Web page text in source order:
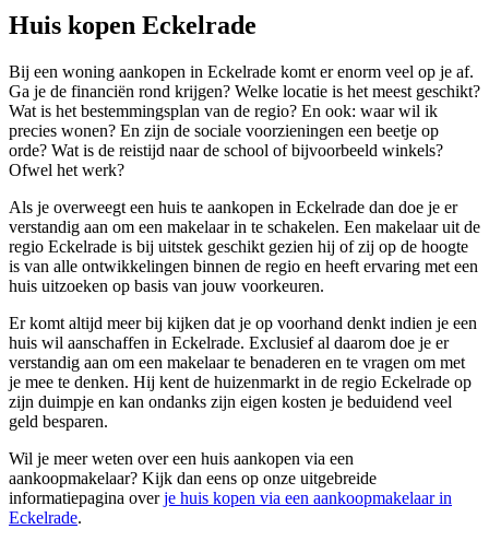
Huis kopen Eckelrade
Bij een woning aankopen in Eckelrade komt er enorm veel op je af.
Ga je de financiën rond krijgen? Welke locatie is het meest geschikt?
Wat is het bestemmingsplan van de regio? En ook: waar wil ik
precies wonen? En zijn de sociale voorzieningen een beetje op
orde? Wat is de reistijd naar de school of bijvoorbeeld winkels?
Ofwel het werk?
Als je overweegt een huis te aankopen in Eckelrade dan doe je er
verstandig aan om een makelaar in te schakelen. Een makelaar uit de
regio Eckelrade is bij uitstek geschikt gezien hij of zij op de hoogte
is van alle ontwikkelingen binnen de regio en heeft ervaring met een
huis uitzoeken op basis van jouw voorkeuren.
Er komt altijd meer bij kijken dat je op voorhand denkt indien je een
huis wil aanschaffen in Eckelrade. Exclusief al daarom doe je er
verstandig aan om een makelaar te benaderen en te vragen om met
je mee te denken. Hij kent de huizenmarkt in de regio Eckelrade op
zijn duimpje en kan ondanks zijn eigen kosten je beduidend veel
geld besparen.
Wil je meer weten over een huis aankopen via een
aankoopmakelaar? Kijk dan eens op onze uitgebreide
informatiepagina overje huis kopen via een aankoopmakelaar in
Eckelrade.